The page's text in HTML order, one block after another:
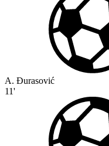
A. Đurasović
11'